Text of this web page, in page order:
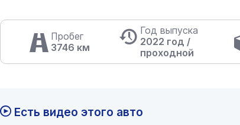
Пробег
3746 км
Год выпуска
2022 год /
проходной
Есть видео этого авто